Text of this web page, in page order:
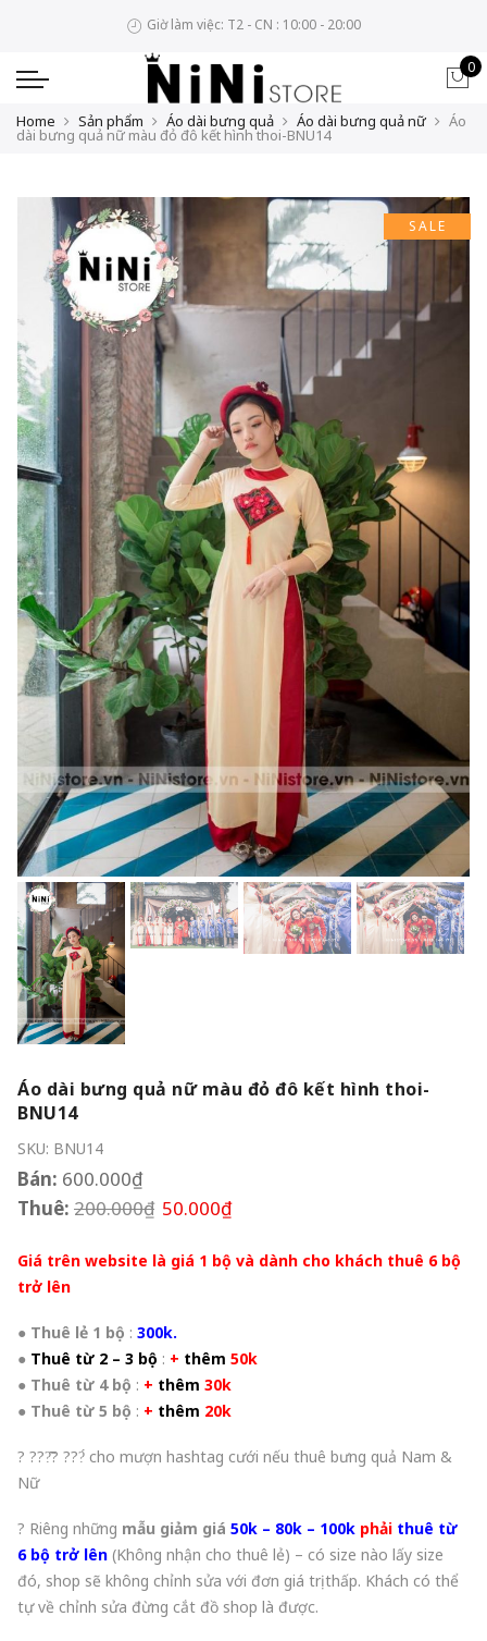
Giờ làm việc: T2 - CN : 10:00 - 20:00
0
Home Sản phẩm Áo dài bưng quả Áo dài bưng quả nữ Áo
dài bưng quả nữ màu đỏ đô kết hình thoi-BNU14
SALE
Áo dài bưng quả nữ màu đỏ đô kết hình thoi-
BNU14
SKU: BNU14
Bán: 600.000₫
Thuê: 200.000₫ 50.000₫
Giá trên website là giá 1 bộ và dành cho khách thuê 6 bộ
trở lên
● Thuê lẻ 1 bộ : 300k.
● Thuê từ 2 – 3 bộ : + thêm 50k
● Thuê từ 4 bộ : + thêm 30k
● Thuê từ 5 bộ : + thêm 20k
? ???̂̃? ???́ cho mượn hashtag cưới nếu thuê bưng quả Nam &
Nữ
? Riêng những mẫu giảm giá 50k – 80k – 100k phải thuê từ
6 bộ trở lên (Không nhận cho thuê lẻ) – có size nào lấy size
đó, shop sẽ không chỉnh sửa với đơn giá trị thấp. Khách có thể
tự về chỉnh sửa đừng cắt đồ shop là được.